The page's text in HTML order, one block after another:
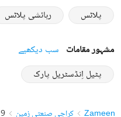
پلاٹس
رہائشی پلاٹس
مشہور مقامات سب دیکھیے
پٹیل اِنڈسٹریل پارک
Zameen کراچی صنعتی زمین 9 مرلہ کراچی موٹروے صنعتی زمین